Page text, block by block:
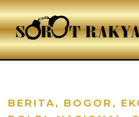
BERITA, BOGOR ,